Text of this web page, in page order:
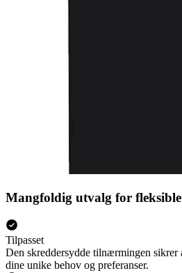
Mangfoldig utvalg for fleksible
Tilpasset
Den skreddersydde tilnærmingen sikrer
dine unike behov og preferanser.